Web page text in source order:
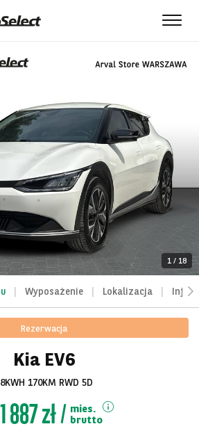
Toggle
1 / 18
Wyposażenie Lokalizacja
Rezerwacja
Kia EV6
170KM RWD 5D
1 887 zł
mies.
brutto